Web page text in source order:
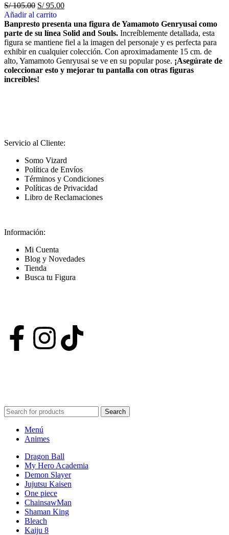
S/105.00 S/95.00
Añadir al carrito
Banpresto presenta una figura de Yamamoto Genryusai como
parte de su línea Solid and Souls. Increíblemente detallada, esta
figura se mantiene fiel a la imagen del personaje y es perfecta para
exhibir en cualquier colección. Con aproximadamente 15 cm. de
alto, Yamamoto Genryusai se ve en su popular pose. ¡Asegúrate de
coleccionar esto y mejorar tu pantalla con otras figuras
increíbles!
Servicio al Cliente:
Somo Vizard
Política de Envíos
Términos y Condiciones
Políticas de Privacidad
Libro de Reclamaciones
Información:
Mi Cuenta
Blog y Novedades
Tienda
Busca tu Figura
Search
Menú
Animes
Dragon Ball
My Hero Academia
Demon Slayer
Jujutsu Kaisen
One piece
ChainsawMan
Shaman King
Bleach
Kaiju 8